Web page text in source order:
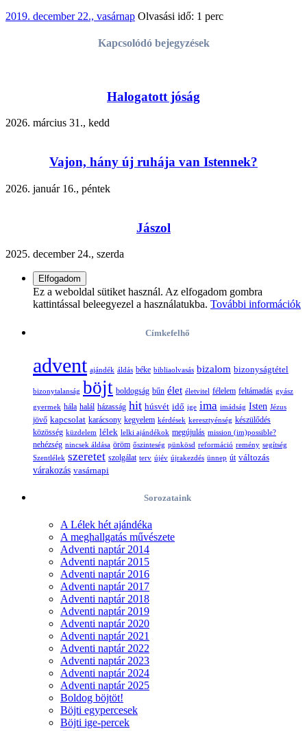
2019. december 22., vasárnap Olvasási idő: 1 perc
Kapcsolódó bejegyzések
Halogatott jóság
2026. március 31., kedd
Vajon, hány új ruhája van Istennek?
2026. január 16., péntek
Jászol
2025. december 24., szerda
Ez a weboldal sütiket használ. Az elfogadom gombra
kattintással beleegyezel a használatukba. További információk
Címkefelhő
advent ajándék áldás béke bibliaolvasás bizalom bizonyságtétel
bizonytalanság böjt boldogság bűn élet életvitel félelem feltámadás gyász
gyermek hála halál házasság hit húsvét idő ige ima imádság Isten Jézus
jövő kapcsolat karácsony kegyelem kérdések keresztyénség készülődés
közösség küzdelem lélek lelki ajándékok megújulás mission (im)possible?
nehézség nincsek áldása öröm őszinteség pünkösd reformáció remény segítség
Szentlélek szeretet szolgálat terv újév újrakezdés ünnep út változás
várakozás vasárnapi
Sorozataink
A Lélek hét ajándéka
A meghallgatás művészete
Adventi naptár 2014
Adventi naptár 2015
Adventi naptár 2016
Adventi naptár 2017
Adventi naptár 2018
Adventi naptár 2019
Adventi naptár 2020
Adventi naptár 2021
Adventi naptár 2022
Adventi naptár 2023
Adventi naptár 2024
Adventi naptár 2025
Boldog böjtöt!
Böjti egypercesek
Böjti ige-percek